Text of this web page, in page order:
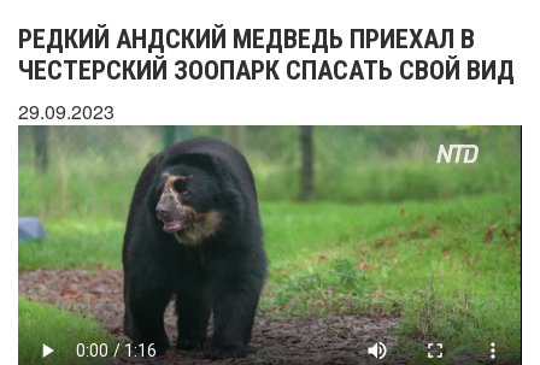
РЕДКИЙ АНДСКИЙ МЕДВЕДЬ ПРИЕХАЛ В
ЧЕСТЕРСКИЙ ЗООПАРК СПАСАТЬ СВОЙ ВИД
29.09.2023